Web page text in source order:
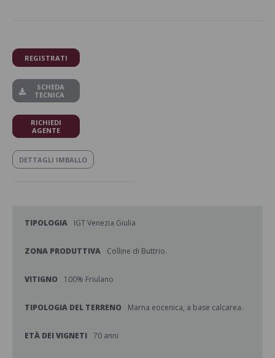
REGISTRATI
SCHEDA
TECNICA
RICHIEDI
AGENTE
DETTAGLI IMBALLO
TIPOLOGIA IGT Venezia Giulia
ZONA PRODUTTIVA Colline di Buttrio.
VITIGNO 100% Friulano
TIPOLOGIA DEL TERRENO Marna eocenica, a base calcarea.
ETÀ DEI VIGNETI 70 anni